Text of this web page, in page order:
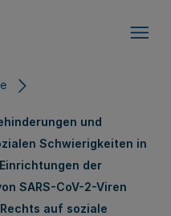
und
Schwierigkeiten in
der
SARS-CoV-2-Viren
auf soziale